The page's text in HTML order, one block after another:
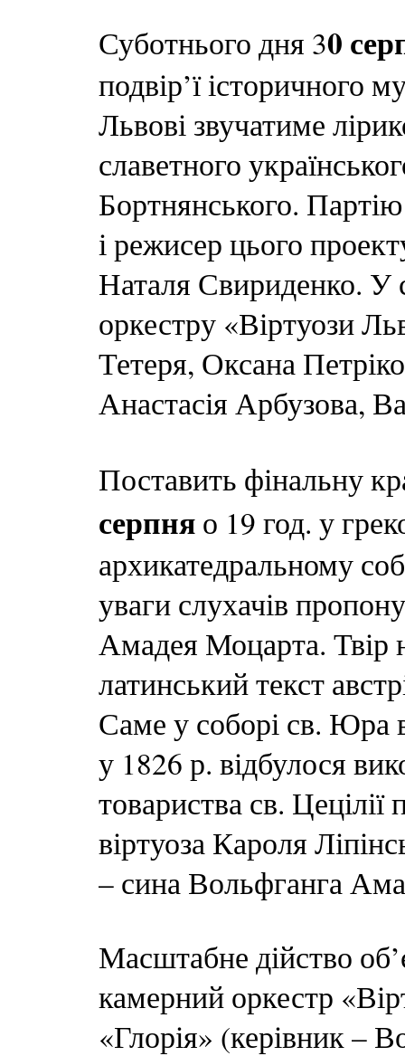
Суботнього дня 30
подвір’ї історичного
Львові звучатиме
славетного
Бортнянського.
і режисер цього
Наталя Свириденко. У
оркестру «Віртуози
Тетеря, Оксана
Анастасія Арбузова,
Поставить фінальну
серпня о 19 год. у
архикатедральному
уваги слухачів
Амадея Моцарта. Твір
латинський текст
Саме у соборі св. Юра
у 1826 р. відбулося
товариства св.
віртуоза Кароля
– сина Вольфганга
Масштабне дійство
камерний оркестр
«Глорія» (керівник –